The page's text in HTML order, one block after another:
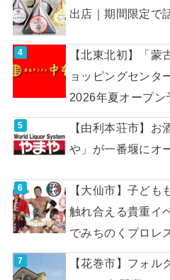
出店｜期間限定で
【北東北初】「蒙
ョッピングセンタ
2026年夏オープン
【由利本荘市】お
や」が一番堰にオ
【大仙市】子ども
触れ合える貴重イ
でみちのくプロレ
【花巻市】フォル